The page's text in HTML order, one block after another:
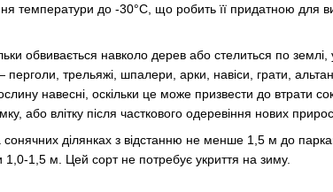
температури до -30°C, що робить її придатною для
обвивається навколо дерев або стелиться по землі,
трельяжі, шпалери, арки, навіси, грати,
навесні, оскільки це може призвести до втрати
або влітку після часткового одеревіння нових
ділянках з відстанню не менше 1,5 м до
1,0-1,5 м. Цей сорт не потребує укриття на зиму.